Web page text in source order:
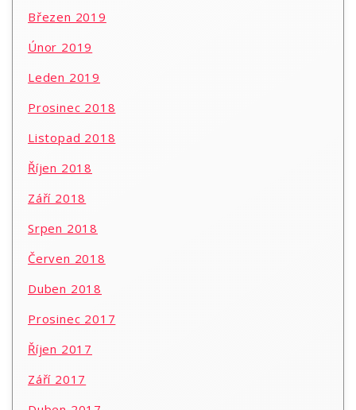
Březen 2019
Únor 2019
Leden 2019
Prosinec 2018
Listopad 2018
Říjen 2018
Září 2018
Srpen 2018
Červen 2018
Duben 2018
Prosinec 2017
Říjen 2017
Září 2017